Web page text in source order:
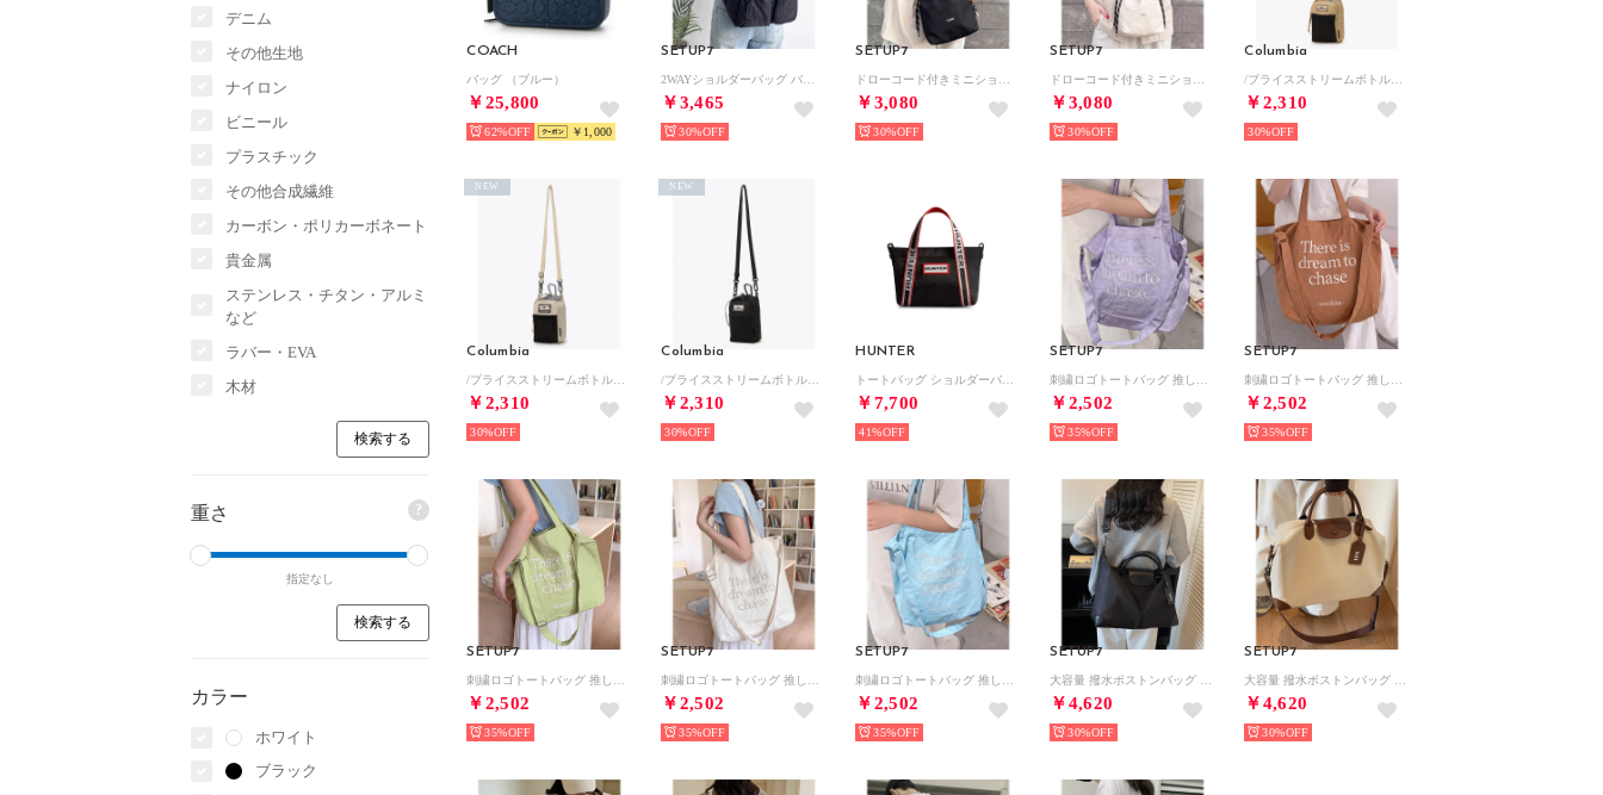
デニム
その他生地
ナイロン
ビニール
プラスチック
その他合成繊維
カーボン・ポリカーボネート
貴金属
ステンレス・チタン・アルミ
など
ラバー・EVA
木材
重さ ?
指定なし
カラー
ホワイト
ブラック
COACH
バッグ （ブルー）
￥25,800
62% ￥1,000
SETUP7
￥3,465
30%
SETUP7
￥3,080
30%
SETUP7
￥3,080
30%
Columbia
￥2,310
30%
Columbia
￥2,310
NEW
30%
Columbia
￥2,310
NEW
30%
HUNTER
￥7,700
41%
SETUP7
￥2,502
35%
SETUP7
￥2,502
35%
SETUP7
￥2,502
35%
SETUP7
￥2,502
35%
SETUP7
￥2,502
35%
SETUP7
￥4,620
30%
SETUP7
￥4,620
30%